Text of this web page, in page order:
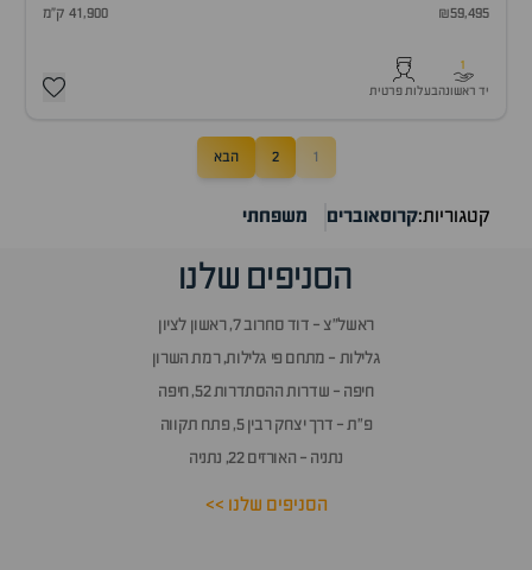
₪59,495 41,900 ק"מ
1
יד ראשונהבעלות פרטית
1
2 הבא
קטגוריות:קרוסאוברים משפחתי
הסניפים שלנו
ראשל״צ - דוד סחרוב 7, ראשון לציון
גלילות - מתחם פי גלילות, רמת השרון
חיפה - שדרות ההסתדרות 52, חיפה
פ״ת - דרך יצחק רבין 5, פתח תקווה
נתניה - האורזים 22, נתניה
הסניפים שלנו >>